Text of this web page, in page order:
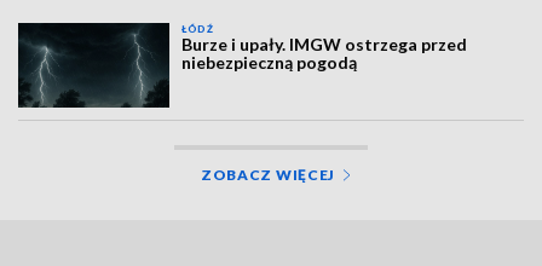
ŁÓDŹ
Burze i upały. IMGW ostrzega przed
niebezpieczną pogodą
ZOBACZ WIĘCEJ